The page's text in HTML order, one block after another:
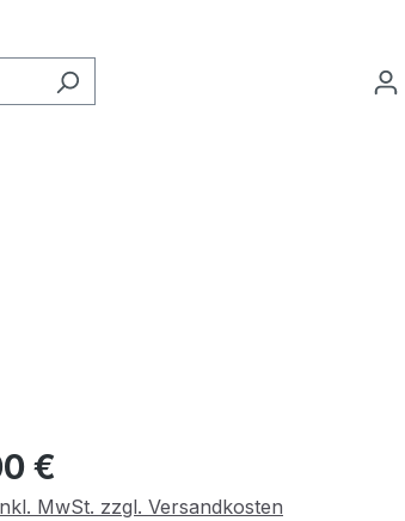
Preis:
€
MwSt. zzgl. Versandkosten